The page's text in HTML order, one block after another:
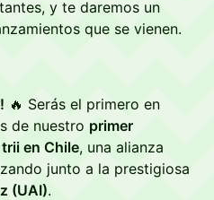
y te daremos un
que se vienen.
🔥 Serás el primero en
de nuestro primer
en Chile, una alianza
junto a la prestigiosa
(UAI).